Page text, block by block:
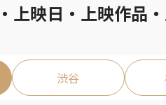
上映日・上映作品
渋谷